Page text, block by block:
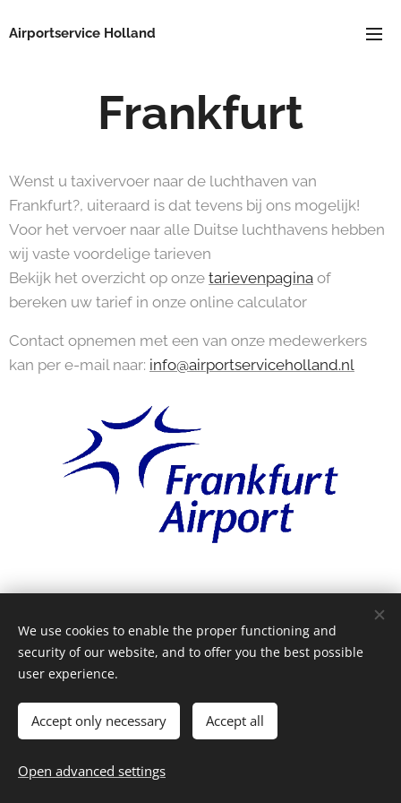
Airportservice Holland
Frankfurt
Wenst u taxivervoer naar de luchthaven van
Frankfurt?, uiteraard is dat tevens bij ons mogelijk!
Voor het vervoer naar alle Duitse luchthavens hebben
wij vaste voordelige tarieven
Bekijk het overzicht op onze tarievenpagina of
bereken uw tarief in onze online calculator
Contact opnemen met een van onze medewerkers
kan per e-mail naar: info@airportserviceholland.nl
© 2024 KTTT BV |
Languages
Nederlands
We use cookies to enable the proper functioning and
security of our website, and to offer you the best possible
user experience.
Accept only necessary Accept all
Open advanced settings